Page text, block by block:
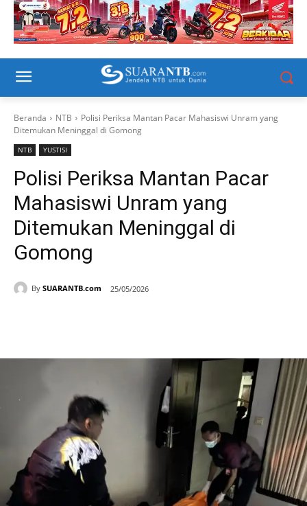
Beranda NTB
Polisi Periksa Mantan Pacar Mahasiswi Unram yang
Ditemukan Meninggal di Gomong
NTB YUSTISI
Polisi Periksa Mantan Pacar
Mahasiswi Unram yang
Ditemukan Meninggal di
Gomong
By SUARANTB.com 25/05/2026